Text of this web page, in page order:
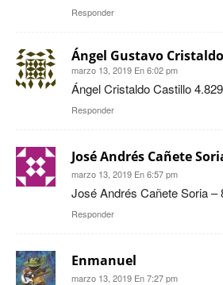
Responder
Ángel Gustavo
marzo 13, 2019 En 6:02 pm
Ángel Cristaldo Castillo
Responder
José Andrés Cañete
marzo 13, 2019 En 6:57 pm
José Andrés Cañete Soria –
Responder
Enmanuel
marzo 13, 2019 En 7:27 pm